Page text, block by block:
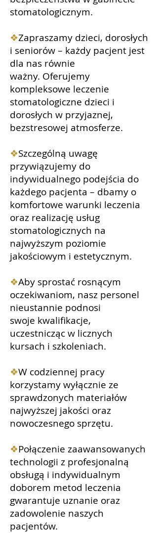
stomatologicznym.
❖Zapraszamy dzieci, dorosłych
i seniorów – każdy pacjent jest
dla nas równie
ważny. Oferujemy
kompleksowe leczenie
stomatologiczne dzieci i
dorosłych w przyjaznej,
bezstresowej atmosferze.
❖Szczególną uwagę
przywiązujemy do
indywidualnego podejścia do
każdego pacjenta – dbamy o
komfortowe warunki leczenia
oraz realizację usług
stomatologicznych na
najwyższym poziomie
jakościowym i estetycznym.
❖Aby sprostać rosnącym
oczekiwaniom, nasz personel
nieustannie podnosi
swoje kwalifikacje,
uczestnicząc w licznych
kursach i szkoleniach.
❖W codziennej pracy
korzystamy wyłącznie ze
sprawdzonych materiałów
najwyższej jakości oraz
nowoczesnego sprzętu.
❖Połączenie zaawansowanych
technologii z profesjonalną
obsługą i indywidualnym
doborem metod leczenia
gwarantuje uznanie oraz
zadowolenie naszych
pacjentów.